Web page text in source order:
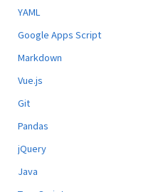
YAML
Google Apps Script
Markdown
Vue.js
Git
Pandas
jQuery
Java